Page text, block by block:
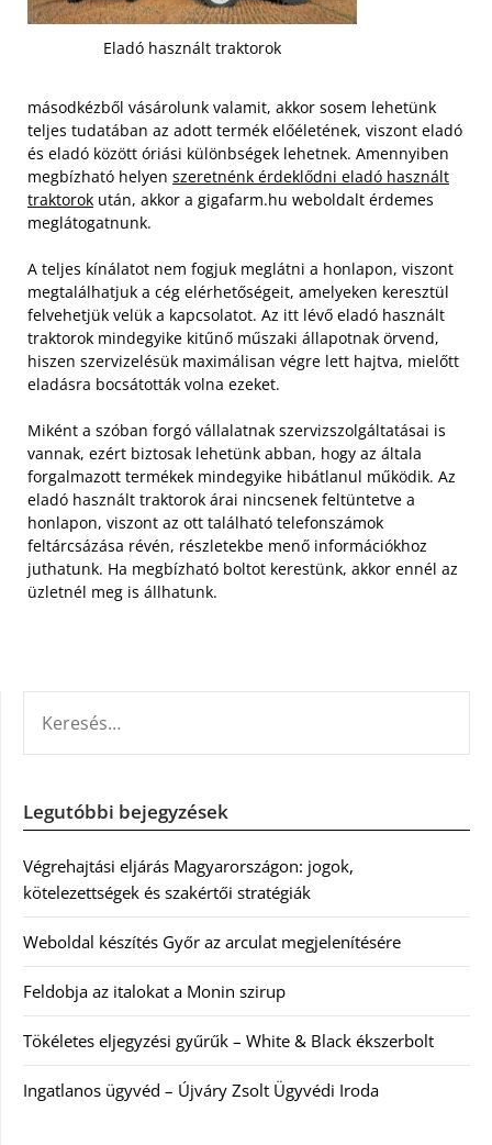
Eladó használt traktorok
másodkézből vásárolunk valamit, akkor sosem lehetünk
teljes tudatában az adott termék előéletének, viszont eladó
és eladó között óriási különbségek lehetnek. Amennyiben
megbízható helyen szeretnénk érdeklődni eladó használt
traktorok után, akkor a gigafarm.hu weboldalt érdemes
meglátogatnunk.
A teljes kínálatot nem fogjuk meglátni a honlapon, viszont
megtalálhatjuk a cég elérhetőségeit, amelyeken keresztül
felvehetjük velük a kapcsolatot. Az itt lévő eladó használt
traktorok mindegyike kitűnő műszaki állapotnak örvend,
hiszen szervizelésük maximálisan végre lett hajtva, mielőtt
eladásra bocsátották volna ezeket.
Miként a szóban forgó vállalatnak szervizszolgáltatásai is
vannak, ezért biztosak lehetünk abban, hogy az általa
forgalmazott termékek mindegyike hibátlanul működik. Az
eladó használt traktorok árai nincsenek feltüntetve a
honlapon, viszont az ott található telefonszámok
feltárcsázása révén, részletekbe menő információkhoz
juthatunk. Ha megbízható boltot kerestünk, akkor ennél az
üzletnél meg is állhatunk.
Legutóbbi bejegyzések
Végrehajtási eljárás Magyarországon: jogok,
kötelezettségek és szakértői stratégiák
Weboldal készítés Győr az arculat megjelenítésére
Feldobja az italokat a Monin szirup
Tökéletes eljegyzési gyűrűk – White & Black ékszerbolt
Ingatlanos ügyvéd – Újváry Zsolt Ügyvédi Iroda